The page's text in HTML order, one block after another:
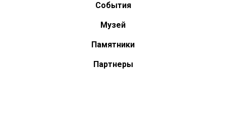
События
Музей
Памятники
Партнеры